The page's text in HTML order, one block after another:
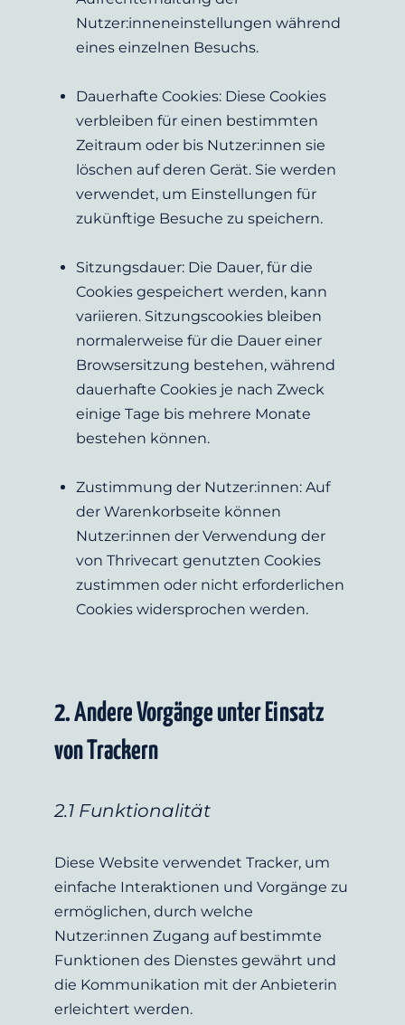
Nutzer:inneneinstellungen während
eines einzelnen Besuchs.
Dauerhafte Cookies: Diese Cookies
verbleiben für einen bestimmten
Zeitraum oder bis Nutzer:innen sie
löschen auf deren Gerät. Sie werden
verwendet, um Einstellungen für
zukünftige Besuche zu speichern.
Sitzungsdauer: Die Dauer, für die
Cookies gespeichert werden, kann
variieren. Sitzungscookies bleiben
normalerweise für die Dauer einer
Browsersitzung bestehen, während
dauerhafte Cookies je nach Zweck
einige Tage bis mehrere Monate
bestehen können.
Zustimmung der Nutzer:innen: Auf
der Warenkorbseite können
Nutzer:innen der Verwendung der
von Thrivecart genutzten Cookies
zustimmen oder nicht erforderlichen
Cookies widersprochen werden.
2. Andere Vorgänge unter Einsatz
von Trackern
2.1 Funktionalität
Diese Website verwendet Tracker, um
einfache Interaktionen und Vorgänge zu
ermöglichen, durch welche
Nutzer:innen Zugang auf bestimmte
Funktionen des Dienstes gewährt und
die Kommunikation mit der Anbieterin
erleichtert werden.